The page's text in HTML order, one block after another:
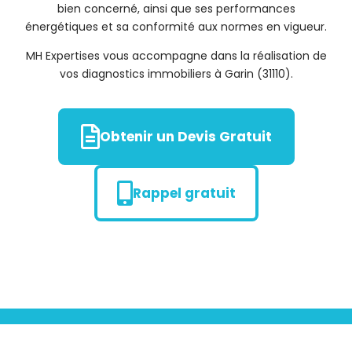
bien concerné, ainsi que ses performances
énergétiques et sa conformité aux normes en vigueur.
MH Expertises vous accompagne dans la réalisation de
vos diagnostics immobiliers à Garin (31110).
Obtenir un Devis Gratuit
Rappel gratuit